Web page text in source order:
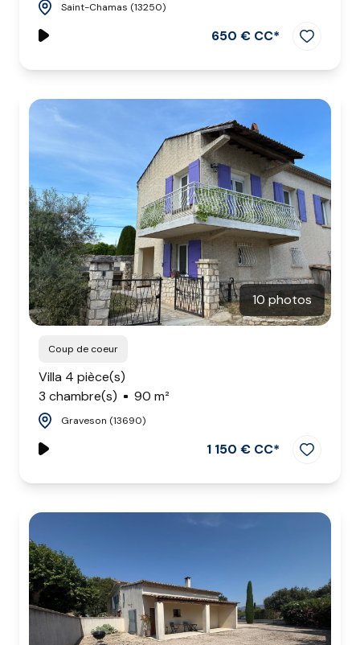
Saint-Chamas (13250)
650 € CC*
10 photos
Coup de coeur
Villa 4 pièce(s)
3 chambre(s)
90 m²
Graveson (13690)
1 150 € CC*